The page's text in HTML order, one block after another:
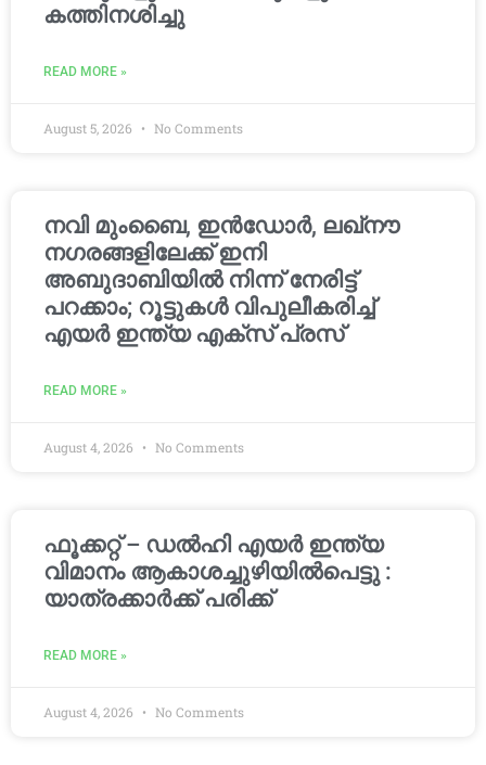
കത്തിനശിച്ചു
READ MORE »
August 5, 2026 No Comments
നവി മുംബൈ, ഇൻഡോർ, ലഖ്നൗ
നഗരങ്ങളിലേക്ക് ഇനി
അബുദാബിയിൽ നിന്ന് നേരിട്ട്
പറക്കാം; റൂട്ടുകൾ വിപുലീകരിച്ച്
എയർ ഇന്ത്യ എക്സ് പ്രസ്
READ MORE »
August 4, 2026 No Comments
ഫൂക്കറ്റ് – ഡൽഹി എയര്‍ ഇന്ത്യ
വിമാനം ആകാശച്ചുഴിയില്‍പെട്ടു :
യാത്രക്കാര്‍ക്ക് പരിക്ക്
READ MORE »
August 4, 2026 No Comments